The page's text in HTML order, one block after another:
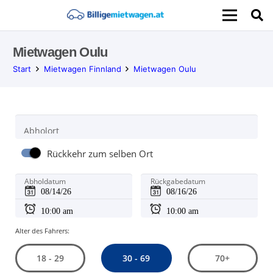
Mietwagen Oulu
Start Mietwagen Finnland Mietwagen Oulu
Abholort
Rückkehr zum selben Ort
Abholdatum Rückgabedatum
Alter des Fahrers:
18 - 29 30 - 69 70+